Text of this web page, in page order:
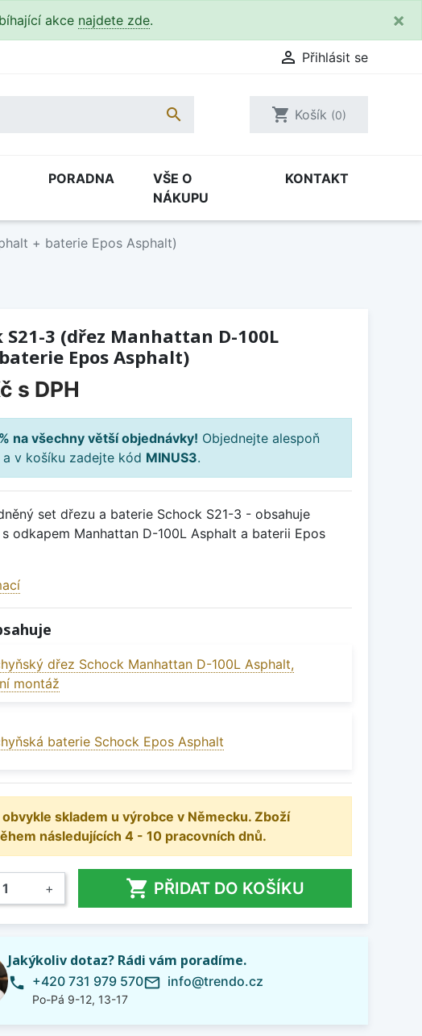
akce najdete zde. ×
 Přihlásit se
 shopping_cart Košík (0)
PORADNA
VŠE O
NÁKUPU
KONTAKT
+ baterie Epos Asphalt)
S21-3 (dřez Manhattan D-100L
Epos Asphalt)
s DPH
na všechny větší objednávky! Objednejte alespoň
v košíku zadejte kód MINUS3.
set dřezu a baterie Schock S21-3 - obsahuje
odkapem Manhattan D-100L Asphalt a baterii Epos
dřez Schock Manhattan D-100L Asphalt,
montáž
baterie Schock Epos Asphalt
skladem u výrobce v Německu. Zboží
následujících 4 - 10 pracovních dnů.
+  PŘIDAT DO KOŠÍKU
Jakýkoliv dotaz? Rádi vám poradíme.
phone +420 731 979 570
Po-Pá 9-12, 13-17
mail_outline info@trendo.cz